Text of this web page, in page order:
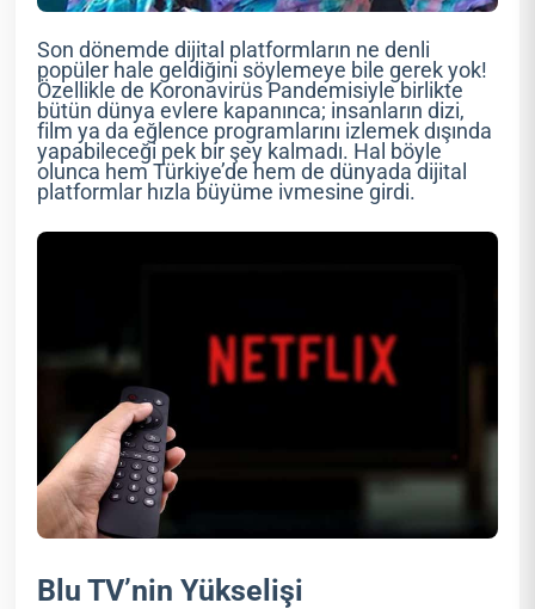
Son dönemde dijital platformların ne denli
popüler hale geldiğini söylemeye bile gerek yok!
Özellikle de Koronavirüs Pandemisiyle birlikte
bütün dünya evlere kapanınca; insanların dizi,
film ya da eğlence programlarını izlemek dışında
yapabileceği pek bir şey kalmadı. Hal böyle
olunca hem Türkiye’de hem de dünyada dijital
platformlar hızla büyüme ivmesine girdi.
Blu TV’nin Yükselişi